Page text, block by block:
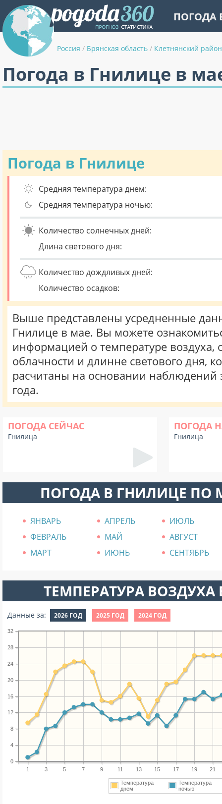
ПОГОДА
Россия / Брянская область / Клетнянский район
Погода в Гнилице в
Погода в Гнилице
Средняя температура днем:
Средняя температура ночью:
Количество солнечных дней:
Длина светового дня:
Количество дождливых дней:
Количество осадков:
Выше представлены усредненные
Гнилице в мае. Вы можете
информацией о температуре воздуха,
облачности и длинне светового дня,
расчитаны на основании наблюдений
года.
ПОГОДА СЕЙЧАС
Гнилица
ПОГОДА
Гнилица
ПОГОДА В ГНИЛИЦЕ ПО
ЯНВАРЬ АПРЕЛЬ
ИЮЛЬ
ФЕВРАЛЬ
МАЙ
АВГУСТ
МАРТ
ИЮНЬ СЕНТЯБРЬ
ТЕМПЕРАТУРА ВОЗДУХА
Данные за: 2026 ГОД 2025 ГОД 2024 ГОД
1 3 5 7 9 11 13 15 17 19 21
0
4
8
12
16
20
24
28
32
Температура
днем
Температура
ночью